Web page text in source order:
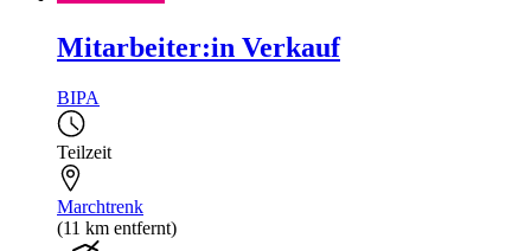
Mitarbeiter:in Verkauf
BIPA
Teilzeit
Marchtrenk
(11 km entfernt)